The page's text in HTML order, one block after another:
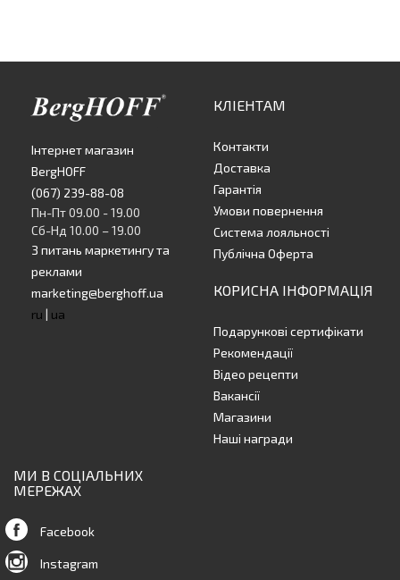
Інтернет магазин
BergHOFF
(067) 239-88-08
Пн-Пт 09.00 - 19.00
Сб-Нд 10.00 – 19.00
З питань маркетингу та
реклами
marketing@berghoff.ua
ru | ua
КЛІЕНТАМ
Контакти
Доставка
Гарантія
Умови повернення
Система лояльності
Публічна Оферта
КОРИСНА ІНФОРМАЦІЯ
Подарункові сертифікати
Рекомендації
Відео рецепти
Вакансії
Магазини
Наші награди
МИ В СОЦІАЛЬНИХ
МЕРЕЖАХ
Facebook
Instagram